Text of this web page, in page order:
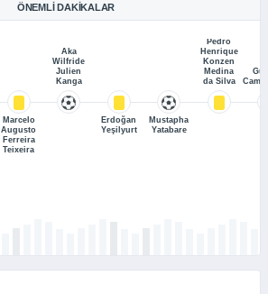
ÖNEMLI DAKIKALAR
Marcelo
Augusto
Ferreira
Teixeira
Aka
Wilfride
Julien
Kanga
Erdoğan
Yeşilyurt
Mustapha
Yatabare
Pedro
Henrique
Konzen
Medina
da Silva